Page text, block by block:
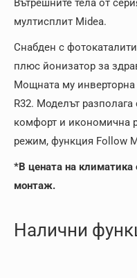
Вътрешните тела от
мултисплит Midea.
Снабден с
плюс йонизатор за
Мощната му инверторна
R32. Моделът
комфорт и икономична
режим, функция Follow
*В цената на климатика
монтаж.
Налични